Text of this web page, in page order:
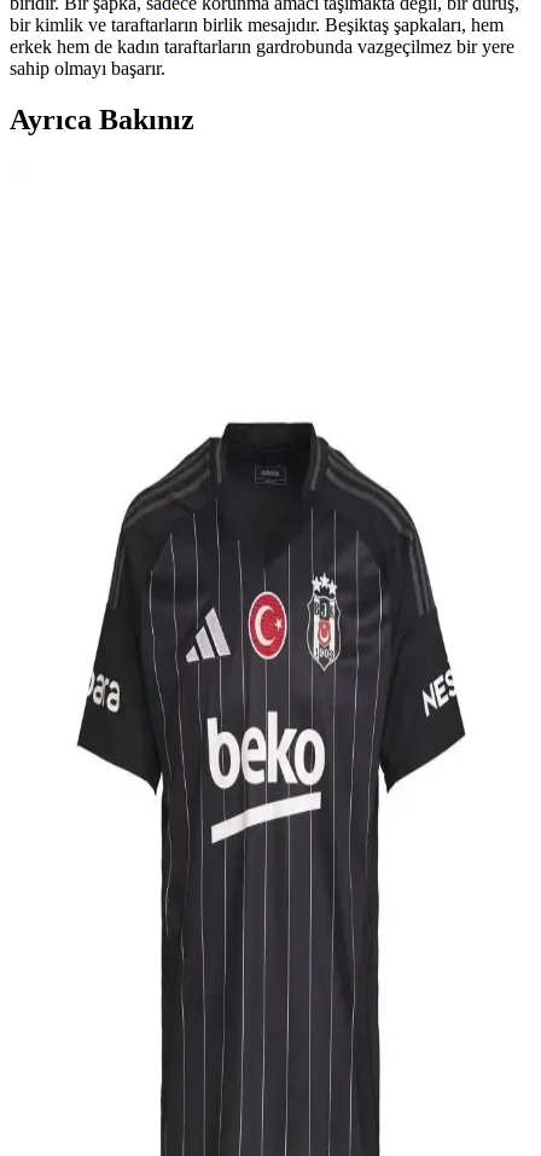
bir kimlik ve taraftarların birlik mesajıdır. Beşiktaş şapkaları, hem
erkek hem de kadın taraftarların gardrobunda vazgeçilmez bir yere
sahip olmayı başarır.
Ayrıca Bakınız
Beşiktaş erkek eşofman takımı aramalarında moda ve ürün bilgisi
yerine internet kültürü içerikleri öne çıkıyor. Spesifik ürün bilgisi
için resmi satış kanalları ve güvenilir moda platformları tercih
Beşiktaş 2 Yılzı Formalarının Tarihçesi ve Kulüp
Kimliğindeki Önemi
Beşiktaş 2 yılzı formaları, kulüp tarihindeki başarıları ve gururu
simgeler. Bu özel tasarımlar, taraftarların bağlılığını ve kulüp
kimliğini yansıtarak futbol kültürünün vazgeçilmez parçalarıdır.
Beşiktaş Kulübü Renklerini Yansıtan Şık ve
Fonksiyonel Çanta Modelleri
Beşiktaş çantaları, kulüp renkleri ve logolarıyla şıklık ve
fonksiyonelliği bir araya getirerek günlük yaşamda tutkunuzu
gösterir. Dayanıklı malzemeleriyle her ortamda kullanıma uygun
Beşiktaş İçin En İyi Krampon Seçenekleri ve
Sahadaki Performansı Artırma Yöntemleri
Beşiktaş futbolcularının sahadaki performansını yükselten doğru
krampon seçimi, hız ve dengeyi artırır, sakatlanma riskini azaltır. En
popüler modeller ve seçim ipuçları burada.
Beşiktaş 13-14 Sezonu Forma Özellikleri ve
Koleksiyon Değeri
Beşiktaş 2013-2014 sezonu forması, şık tasarımı ve tarihi önemiyle